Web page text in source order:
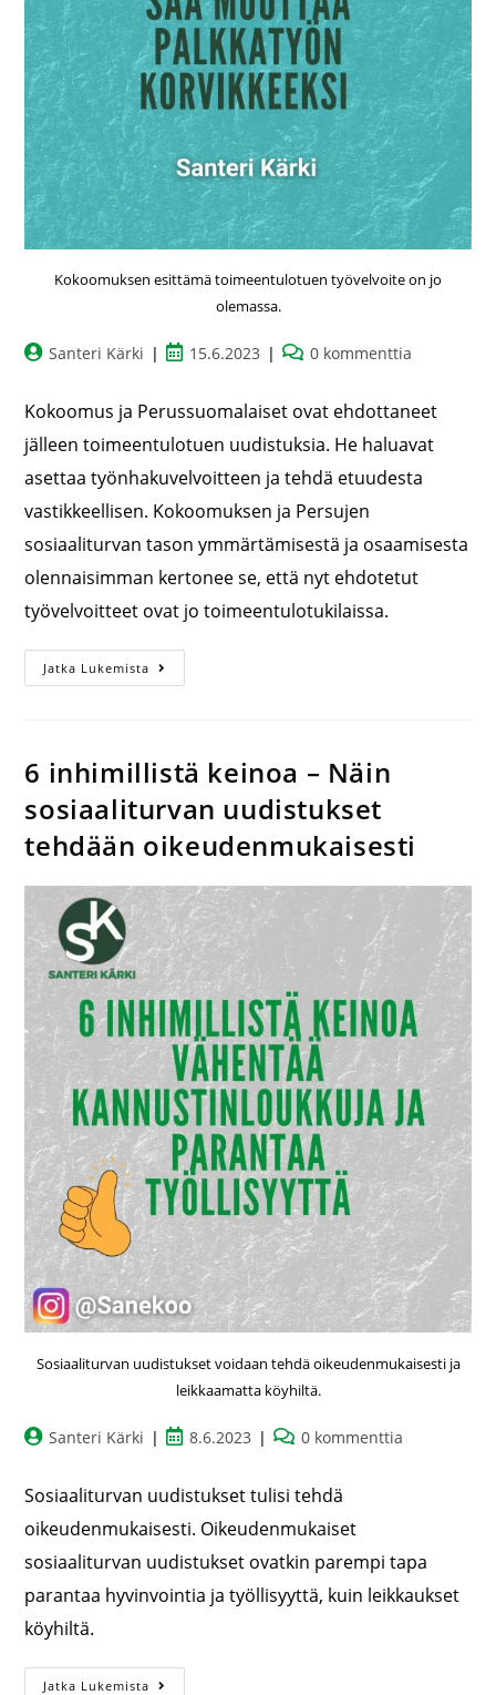
Kokoomuksen esittämä toimeentulotuen työvelvoite on jo
olemassa.
Santeri Kärki 15.6.2023 0 kommenttia
Kokoomus ja Perussuomalaiset ovat ehdottaneet
jälleen toimeentulotuen uudistuksia. He haluavat
asettaa työnhakuvelvoitteen ja tehdä etuudesta
vastikkeellisen. Kokoomuksen ja Persujen
sosiaaliturvan tason ymmärtämisestä ja osaamisesta
olennaisimman kertonee se, että nyt ehdotetut
työvelvoitteet ovat jo toimeentulotukilaissa.
Jatka Lukemista
6 inhimillistä keinoa – Näin
sosiaaliturvan uudistukset
tehdään oikeudenmukaisesti
Sosiaaliturvan uudistukset voidaan tehdä oikeudenmukaisesti ja
leikkaamatta köyhiltä.
Santeri Kärki 8.6.2023 0 kommenttia
Sosiaaliturvan uudistukset tulisi tehdä
oikeudenmukaisesti. Oikeudenmukaiset
sosiaaliturvan uudistukset ovatkin parempi tapa
parantaa hyvinvointia ja työllisyyttä, kuin leikkaukset
köyhiltä.
Jatka Lukemista